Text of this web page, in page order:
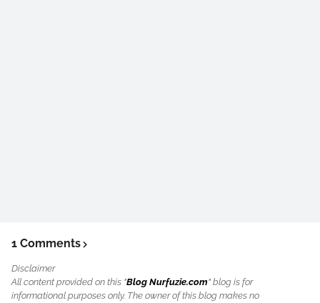
1 Comments
Disclaimer
All content provided on this "Blog Nurfuzie.com" blog is for
informational purposes only. The owner of this blog makes no